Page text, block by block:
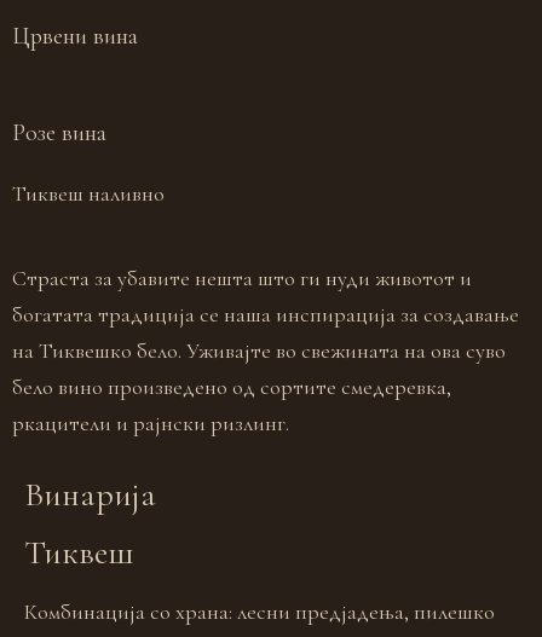
Црвени вина
Розе вина
Тиквеш наливно
Страста за убавите нешта што ги нуди животот и
богатата традиција се наша инспирација за создавање
на Тиквешко бело. Уживајте во свежината на ова суво
бело вино произведено од сортите смедеревка,
ркацители и рајнски ризлинг.
Винарија
Тиквеш
Комбинација со храна: лесни предјадења, пилешко